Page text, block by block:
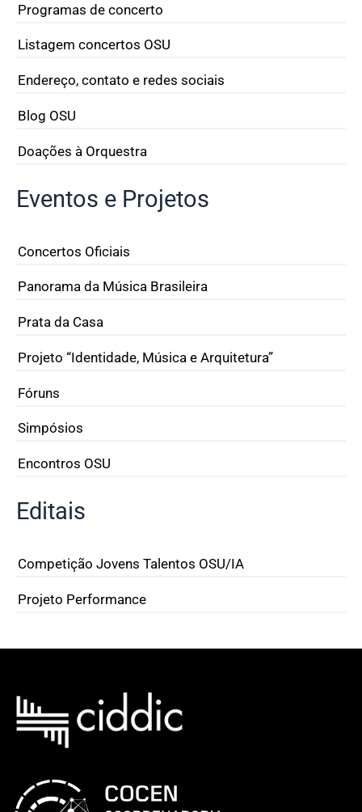
Programas de concerto
Listagem concertos OSU
Endereço, contato e redes sociais
Blog OSU
Doações à Orquestra
Eventos e Projetos
Concertos Oficiais
Panorama da Música Brasileira
Prata da Casa
Projeto “Identidade, Música e Arquitetura”
Fóruns
Simpósios
Encontros OSU
Editais
Competição Jovens Talentos OSU/IA
Projeto Performance